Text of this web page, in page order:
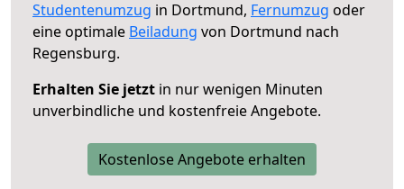
Studentenumzug in Dortmund, Fernumzug oder
eine optimale Beiladung von Dortmund nach
Regensburg.
Erhalten Sie jetzt in nur wenigen Minuten
unverbindliche und kostenfreie Angebote.
Kostenlose Angebote erhalten